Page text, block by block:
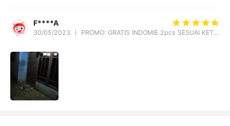
F****A
30/05/2023 PROMO: GRATIS INDOMIE 2pcs SESUAI KETERSEDIAAN STOCK PROMO GRATIS ONGKIR !!! : SANTAN SUN KARA 65ml